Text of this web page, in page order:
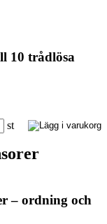
10 trådlösa
st
– ordning och